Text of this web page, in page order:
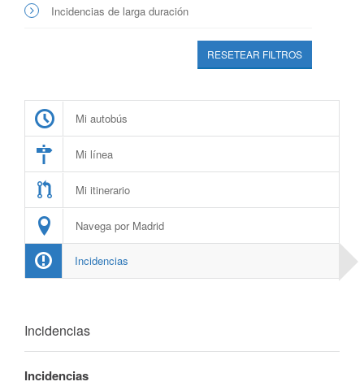
Incidencias de larga duración
RESETEAR FILTROS
Mi autobús
Mi línea
Mi itinerario
Navega por Madrid
Incidencias
Incidencias
Incidencias